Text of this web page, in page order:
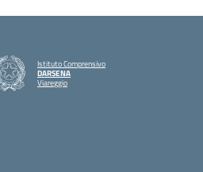
Istituto Comprensivo
DARSENA
Viareggio